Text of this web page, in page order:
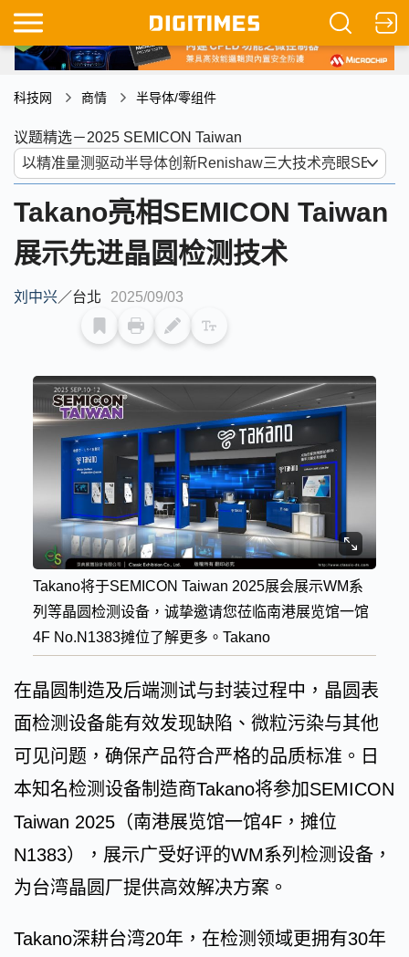
科技网 商情 半导体/零组件
议题精选－2025 SEMICON Taiwan
Takano亮相SEMICON Taiwan
展示先进晶圆检测技术
刘中兴／台北 2025/09/03
Takano将于SEMICON Taiwan 2025展会展示WM系
列等晶圆检测设备，诚挚邀请您莅临南港展览馆一馆
4F No.N1383摊位了解更多。Takano
在晶圆制造及后端测试与封装过程中，晶圆表
面检测设备能有效发现缺陷、微粒污染与其他
可见问题，确保产品符合严格的品质标准。日
本知名检测设备制造商Takano将参加SEMICON
Taiwan 2025（南港展览馆一馆4F，摊位
N1383），展示广受好评的WM系列检测设备，
为台湾晶圆厂提供高效解决方案。
Takano深耕台湾20年，在检测领域更拥有30年